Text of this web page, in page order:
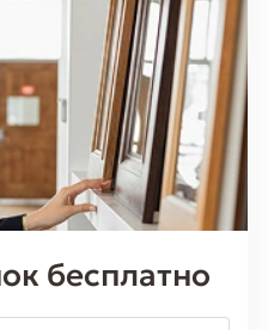
а бронзовая или
с классическими
бесплатно